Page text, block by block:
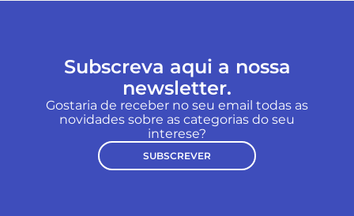
Subscreva aqui a nossa
newsletter.
Gostaria de receber no seu email todas as
novidades sobre as categorias do seu
interese?
SUBSCREVER